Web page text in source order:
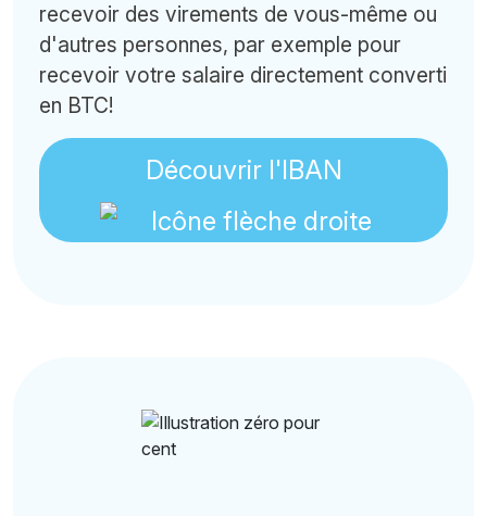
recevoir des virements de vous-même ou
d'autres personnes, par exemple pour
recevoir votre salaire directement converti
en BTC!
Découvrir l'IBAN